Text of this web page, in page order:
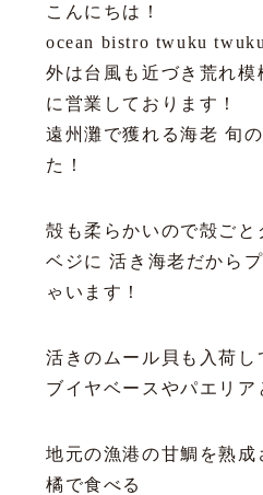
こんにちは！
ocean bistro twuku twuku
外は台風も近づき荒れ
に営業しております！
遠州灘で獲れる海老 旬
た！
殻も柔らかいので殻ご
ベジに 活き海老だから
ゃいます！
活きのムール貝も入荷し
ブイヤベースやパエリア
地元の漁港の甘鯛を熟
橘で食べる